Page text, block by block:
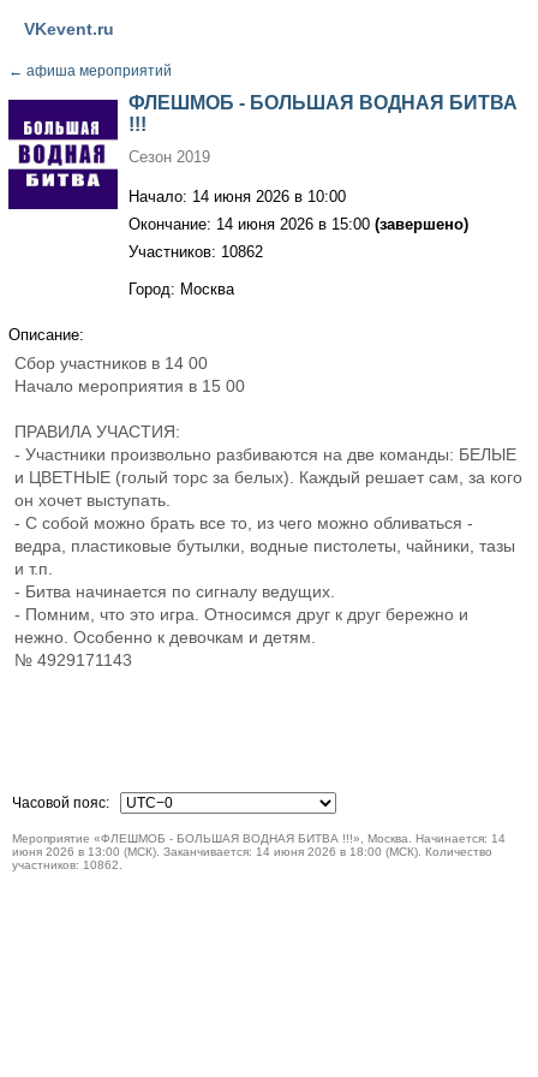
VKevent.ru
← афиша мероприятий
ФЛЕШМОБ - БОЛЬШАЯ ВОДНАЯ БИТВА
!!!
Сезон 2019
Начало: 14 июня 2026 в 10:00
Окончание: 14 июня 2026 в 15:00 (завершено)
Участников: 10862
Город: Москва
Описание:
Сбор участников в 14 00
Начало мероприятия в 15 00
ПРАВИЛА УЧАСТИЯ:
- Участники произвольно разбиваются на две команды: БЕЛЫЕ
и ЦВЕТНЫЕ (голый торс за белых). Каждый решает сам, за кого
он хочет выступать.
- С собой можно брать все то, из чего можно обливаться -
ведра, пластиковые бутылки, водные пистолеты, чайники, тазы
и т.п.
- Битва начинается по сигналу ведущих.
- Помним, что это игра. Относимся друг к друг бережно и
нежно. Особенно к девочкам и детям.
№ 4929171143
Часовой пояс:
Мероприятие «ФЛЕШМОБ - БОЛЬШАЯ ВОДНАЯ БИТВА !!!», Москва. Начинается: 14
июня 2026 в 13:00 (МСК). Заканчивается: 14 июня 2026 в 18:00 (МСК). Количество
участников: 10862.